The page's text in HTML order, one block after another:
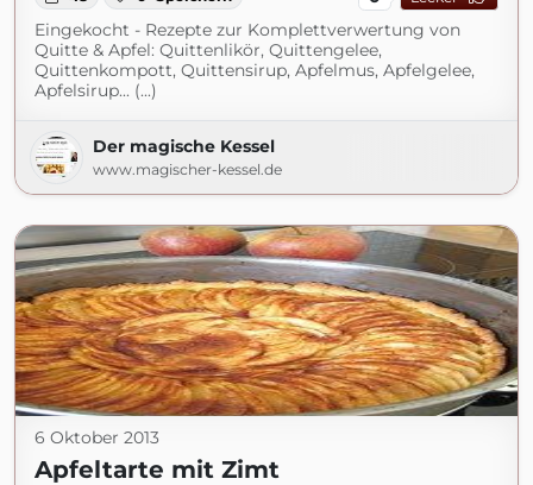
Eingekocht - Rezepte zur Komplettverwertung von
Quitte & Apfel: Quittenlikör, Quittengelee,
Quittenkompott, Quittensirup, Apfelmus, Apfelgelee,
Apfelsirup... (...)
Der magische Kessel
www.magischer-kessel.de
6 Oktober 2013
Apfeltarte mit Zimt